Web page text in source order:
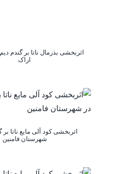
اثربخشی بذرمال ناتا بر گندم
اراک
اثربخشی کود آلی مایع ناتا بر
شهرستان فامنین